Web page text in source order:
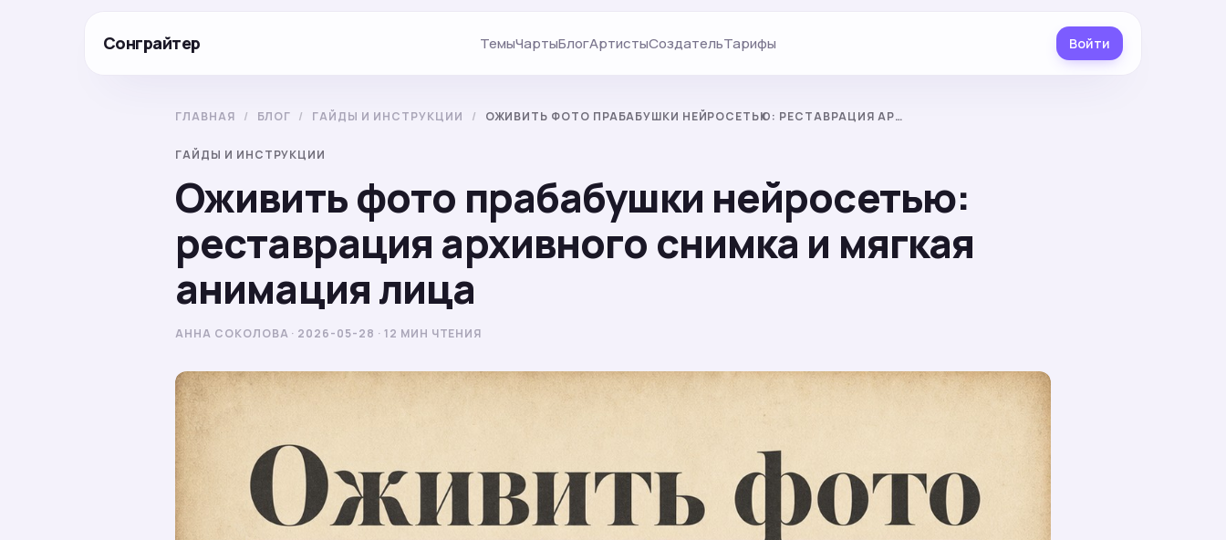
Сонграйтер ТемыЧартыБлогАртистыСоздательТарифы Войти
ГЛАВНАЯ / БЛОГ / ГАЙДЫ И ИНСТРУКЦИИ / ОЖИВИТЬ ФОТО ПРАБАБУШКИ НЕЙРОСЕТЬЮ: РЕСТАВРАЦИЯ АР…
ГАЙДЫ И ИНСТРУКЦИИ
Оживить фото прабабушки нейросетью:
реставрация архивного снимка и мягкая
анимация лица
АННА СОКОЛОВА · 2026-05-28 · 12 МИН ЧТЕНИЯ